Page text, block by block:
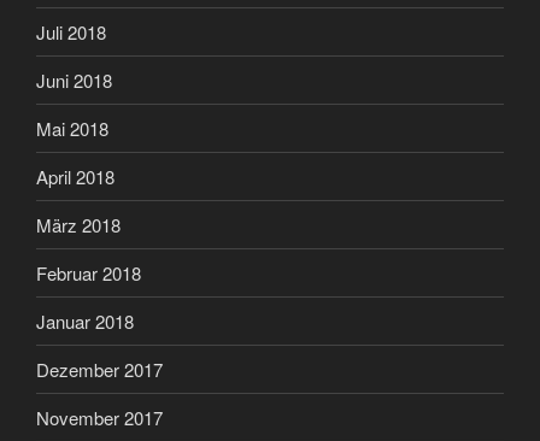
Juli 2018
Juni 2018
Mai 2018
April 2018
März 2018
Februar 2018
Januar 2018
Dezember 2017
November 2017